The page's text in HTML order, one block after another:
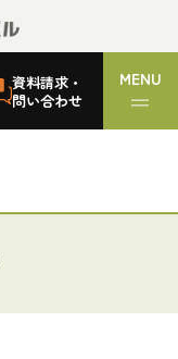
資料請求・
問い合わせ
MENU